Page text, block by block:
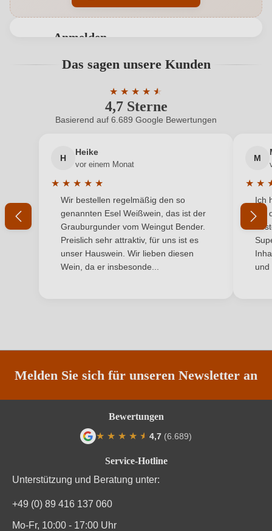
Borghetti Giampiero, Via castello 21, 37029 San
Inhalt 0,75 L
Jahrgang 2020
Italien
Region
Traubenfarbe Rot
Anmelden
Benutzern abgegeben werden. Bitte loggen Sie sich
Neuer Kunde? Neuer Kunde?
Ihre E-Mail-Adresse
Ihr Passwort
Ich habe mein Passwort vergessen
Das sagen unsere Kunden
4,7 Sterne
★ ★ ★ ★ ★
★
Durchschnittliche Bewertung von 4.7
Basierend auf 6.689 Google Bewertungen
H
Heike
vor einem Monat
★ ★ ★ ★ ★
Durchschnittliche Bewertung von 5 von 5 Sternen
Wir bestellen regelmäßig den so
genannten Esel Weißwein, das ist der
Grauburgunder vom Weingut Bender.
Preislich sehr attraktiv, für uns ist es
unser Hauswein. Wir lieben diesen
Wein, da er insbesonde...
M
★ ★
Ich
mit
und
Melden Sie sich für unseren Newsletter an
Service-Hotline
Unterstützung und Beratung unter:
+49 (0) 89 416 137 060
Mo-Fr, 10:00 - 17:00 Uhr
Bewertungen
★ ★ ★ ★ ★
★ 4,7 (6.689)